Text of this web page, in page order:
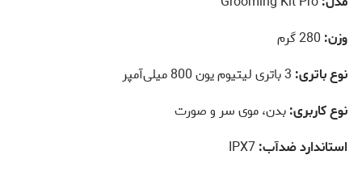
وزن:
نوع باتری:
نوع کاربری:بدن، موی سر و صورت
استاندارد ضدآب: